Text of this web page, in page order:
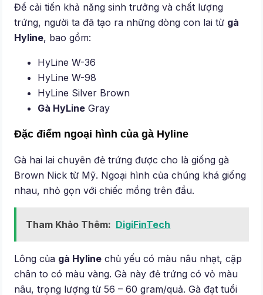
Để cải tiến khả năng sinh trưởng và chất lượng
trứng, người ta đã tạo ra những dòng con lai từ gà
Hyline, bao gồm:
HyLine W-36
HyLine W-98
HyLine Silver Brown
Gà HyLine Gray
Đặc điểm ngoại hình của gà Hyline
Gà hai lai chuyên đẻ trứng được cho là giống gà
Brown Nick từ Mỹ. Ngoại hình của chúng khá giống
nhau, nhỏ gọn với chiếc mồng trên đầu.
Tham Khảo Thêm: DigiFinTech
Lông của gà Hyline chủ yếu có màu nâu nhạt, cặp
chân to có màu vàng. Gà này đẻ trứng có vỏ màu
nâu, trọng lượng từ 56 – 60 gram/quả. Gà đạt tuổi